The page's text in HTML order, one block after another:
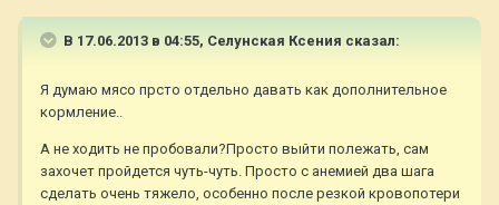
В 17.06.2013 в 04:55, Селунская Ксения сказал:
Я думаю мясо прсто отдельно давать как дополнительное
кормление..
А не ходить не пробовали?Просто выйти полежать, сам
захочет пройдется чуть-чуть. Просто с анемией два шага
сделать очень тяжело, особенно после резкой кровопотери